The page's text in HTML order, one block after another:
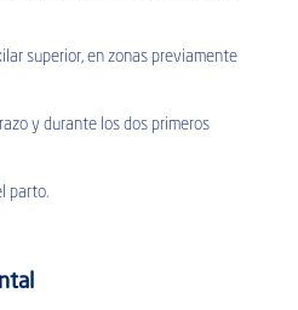
superior, en zonas previamente
y durante los dos primeros
parto.